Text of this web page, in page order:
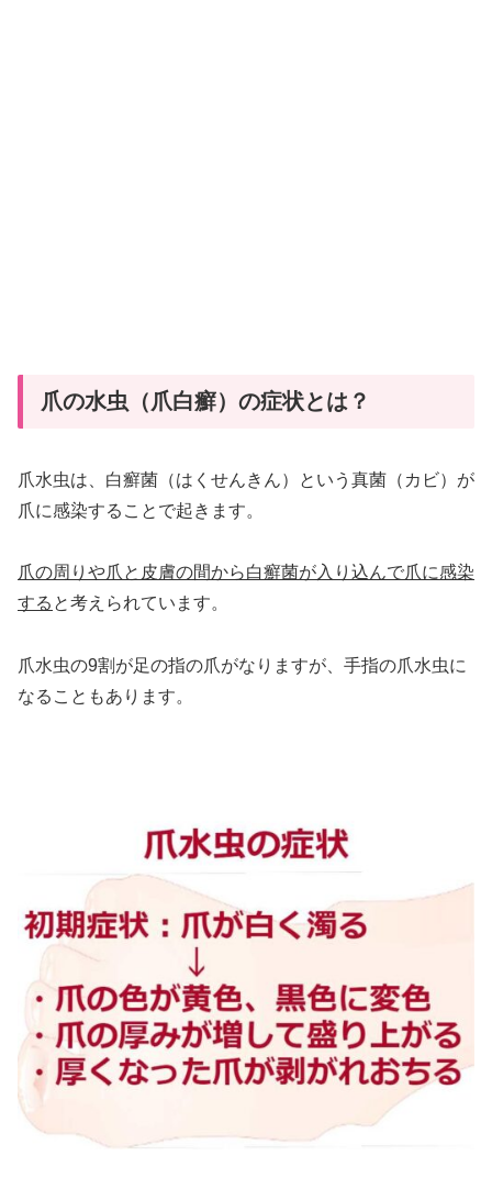
爪の水虫（爪白癬）の症状とは？
爪水虫は、白癬菌（はくせんきん）という真菌（カビ）が
爪に感染することで起きます。
爪の周りや爪と皮膚の間から白癬菌が入り込んで爪に感染
する と考えられています。
爪水虫の9割が足の指の爪がなりますが、手指の爪水虫に
なることもあります。